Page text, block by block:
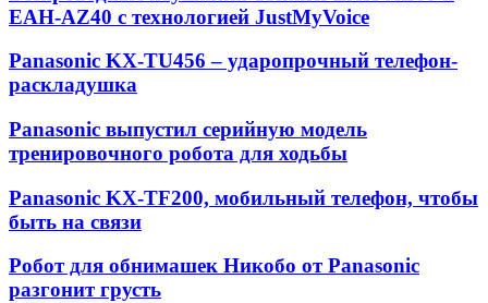
EAH-AZ40 с технологией JustMyVoice
Panasonic KX-TU456 – ударопрочный телефон-
раскладушка
Panasonic выпустил серийную модель
тренировочного робота для ходьбы
Panasonic KX-TF200, мобильный телефон, чтобы
быть на связи
Робот для обнимашек Никобо от Panasonic
разгонит грусть